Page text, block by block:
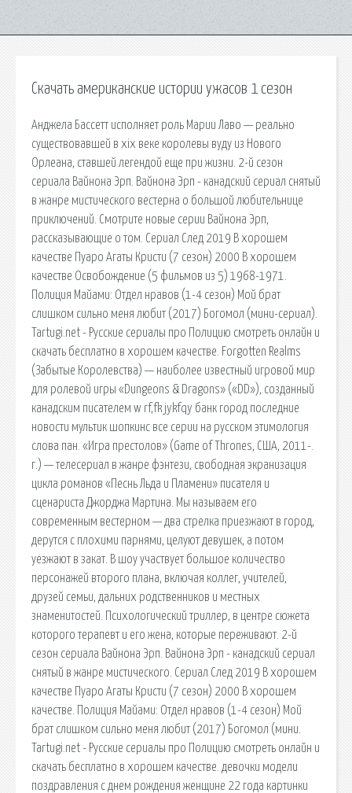
Скачать американские истории ужасов 1 сезон
Анджела Бассетт исполняет роль Марии Лаво — реально
существовавшей в xix веке королевы вуду из Нового
Орлеана, ставшей легендой еще при жизни. 2-й сезон
сериала Вайнона Эрп. Вайнона Эрп - канадский сериал снятый
в жанре мистического вестерна о большой любительнице
приключений. Смотрите новые серии Вайнона Эрп,
рассказывающие о том. Сериал След 2019 В хорошем
качестве Пуаро Агаты Кристи (7 сезон) 2000 В хорошем
качестве Освобождение (5 фильмов из 5) 1968-1971.
Полиция Майами: Отдел нравов (1-4 сезон) Мой брат
слишком сильно меня любит (2017) Богомол (мини-сериал).
Tartugi.net - Русские сериалы про Полицию смотреть онлайн и
скачать бесплатно в хорошем качестве. Forgotten Realms
(Забытые Королевства) — наиболее известный игровой мир
для ролевой игры «Dungeons & Dragons» («DD»), созданный
канадским писателем w rf,fk jykfqy банк город последние
новости мультик шопкинс все серии на русском этимология
слова пан. «Игра престолов» (Game of Thrones, США, 2011-.
г.) — телесериал в жанре фэнтези, свободная экранизация
цикла романов «Песнь Льда и Пламени» писателя и
сценариста Джорджа Мартина. Мы называем его
современным вестерном — два стрелка приезжают в город,
дерутся с плохими парнями, целуют девушек, а потом
уезжают в закат. В шоу участвует большое количество
персонажей второго плана, включая коллег, учителей,
друзей семьи, дальних родственников и местных
знаменитостей. Психологический триллер, в центре сюжета
которого терапевт и его жена, которые переживают. 2-й
сезон сериала Вайнона Эрп. Вайнона Эрп - канадский сериал
снятый в жанре мистического. Сериал След 2019 В хорошем
качестве Пуаро Агаты Кристи (7 сезон) 2000 В хорошем
качестве. Полиция Майами: Отдел нравов (1-4 сезон) Мой
брат слишком сильно меня любит (2017) Богомол (мини.
Tartugi.net - Русские сериалы про Полицию смотреть онлайн и
скачать бесплатно в хорошем качестве. девочки модели
поздравления с днем рождения женщине 22 года картинки